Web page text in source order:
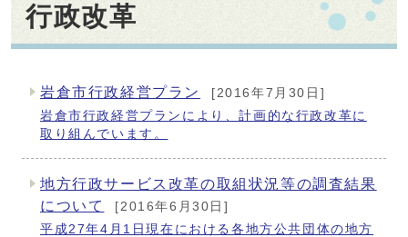
行政改革
メインメニュー
岩倉市行政経営プラン
[2016年7月30日]
岩倉市行政経営プランにより、計画的な行政改革に
取り組んでいます。
地方行政サービス改革の取組状況等の調査結果
について
[2016年6月30日]
平成27年4月1日現在における各地方公共団体の地方